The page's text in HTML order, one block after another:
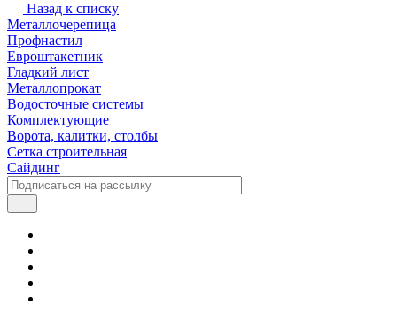
Назад к списку
Металлочерепица
Профнастил
Евроштакетник
Гладкий лист
Металлопрокат
Водосточные системы
Комплектующие
Ворота, калитки, столбы
Сетка строительная
Сайдинг